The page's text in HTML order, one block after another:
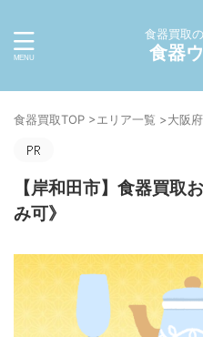
食器買取
食器
食器買取TOP >エリア一覧 >大阪府
【岸和田市】食器買取
み可》